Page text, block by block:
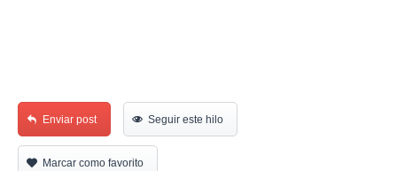
Enviar post Seguir este hilo
Marcar como favorito